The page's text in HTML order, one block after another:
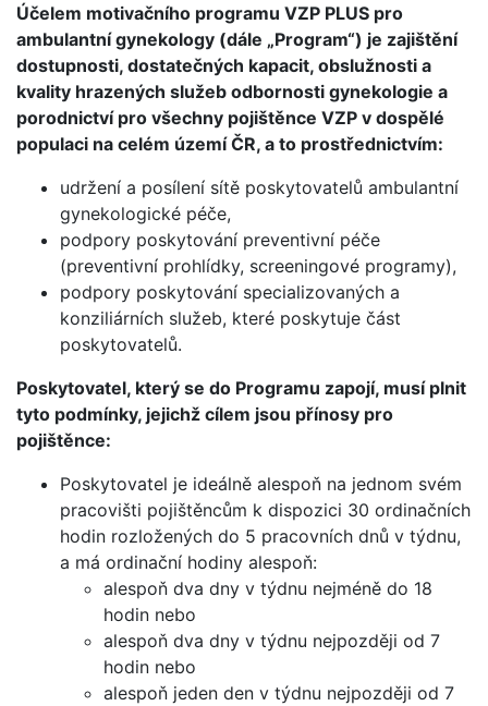
Účelem motivačního programu VZP PLUS pro
ambulantní gynekology (dále „Program“) je zajištění
dostupnosti, dostatečných kapacit, obslužnosti a
kvality hrazených služeb odbornosti gynekologie a
porodnictví pro všechny pojištěnce VZP v dospělé
populaci na celém území ČR, a to prostřednictvím:
udržení a posílení sítě poskytovatelů ambulantní
gynekologické péče,
podpory poskytování preventivní péče
(preventivní prohlídky, screeningové programy),
podpory poskytování specializovaných a
konziliárních služeb, které poskytuje část
poskytovatelů.
Poskytovatel, který se do Programu zapojí, musí plnit
tyto podmínky, jejichž cílem jsou přínosy pro
pojištěnce:
Poskytovatel je ideálně alespoň na jednom svém
pracovišti pojištěncům k dispozici 30 ordinačních
hodin rozložených do 5 pracovních dnů v týdnu,
a má ordinační hodiny alespoň:
alespoň dva dny v týdnu nejméně do 18
hodin nebo
alespoň dva dny v týdnu nejpozději od 7
hodin nebo
alespoň jeden den v týdnu nejpozději od 7